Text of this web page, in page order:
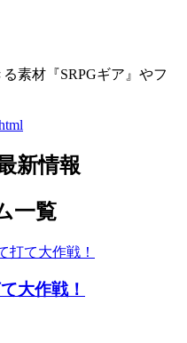
素材『SRPGギア』やフ
新情報
一覧
大作戦！